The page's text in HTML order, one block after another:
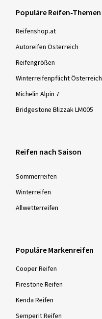
Populäre Reifen-Themen
Reifenshop.at
Autoreifen Österreich
Reifengrößen
Winterreifenpflicht Österreich
Michelin Alpin 7
Bridgestone Blizzak LM005
Reifen nach Saison
Sommer­reifen
Winter­reifen
Allwetter­reifen
Populäre Markenreifen
Cooper Reifen
Firestone Reifen
Kenda Reifen
Semperit Reifen